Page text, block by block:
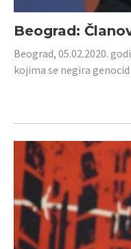
Beograd:
Beograd, 05.02.2020.
kojima se negira